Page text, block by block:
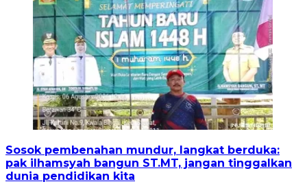
Sosok pembenahan mundur, langkat berduka:
pak ilhamsyah bangun ST.MT, jangan tinggalkan
dunia pendidikan kita